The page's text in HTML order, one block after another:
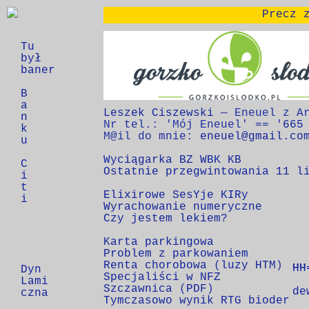
Precz
Leszek Ciszewski — Eneuel z
Nr tel.: 'Mój Eneuel' == ' 665
M@il do mnie:
Wyciągarka BZ WBK KB
Ostatnie przegwintowania 11
Elixirowe SesYje KIRy
Wyrachowanie numeryczne
Czy jestem lekiem?
Karta parkingowa
Problem z parkowaniem
Renta chorobowa
( luzy HTM
Specjaliści w NFZ
Szczawnica
( PDF
Tymczasowo wynik RTG bioder
Gorzko_i_Słodko
380 na 100 góra
Tu
był
baner
B
a
n
k
u
C
i
t
i
Dyn
Lami
czna